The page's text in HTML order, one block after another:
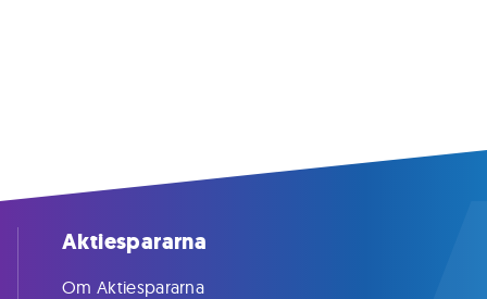
Aktiespararna
Om Aktiespararna